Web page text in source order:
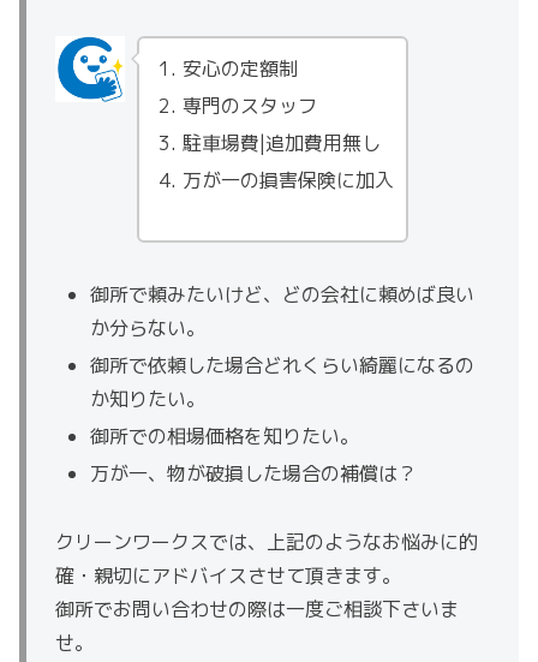
安心の定額制
専門のスタッフ
駐車場費|追加費用無し
万が一の損害保険に加入
御所で頼みたいけど、どの会社に頼めば良い
か分らない。
御所で依頼した場合どれくらい綺麗になるの
か知りたい。
御所での相場価格を知りたい。
万が一、物が破損した場合の補償は？
クリーンワークスでは、上記のようなお悩みに的
確・親切にアドバイスさせて頂きます。
御所でお問い合わせの際は一度ご相談下さいま
せ。